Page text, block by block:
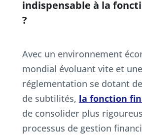
indispensable à la
?
Avec un environnement
mondial évoluant vite et une
réglementation se dotant
de subtilités, la fonction
de consolider plus
processus de gestion